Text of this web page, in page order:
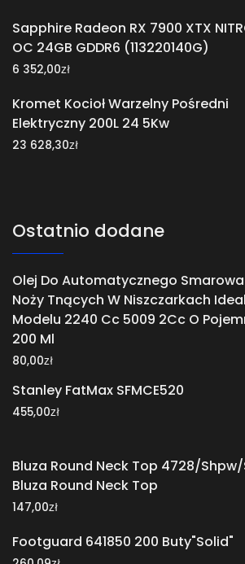
Sapphire Radeon RX 7900 XTX
OC 24GB GDDR6 (113220140G)
6 352,00zł
Kromet Kocioł Warzelny Pośredni
Elektryczny 200L 24 5Kw
23 628,30zł
Ostatnio dodane
Olej Do Automatycznego
Noży Tnących W Niszczarkach
Modelu 2240 Cc 5009 2Cc O
200 Ml
80,00zł
Stanley FatMax SFMCE520
455,00zł
Bluza Round Neck Top 4728/Shpw/
Bluza Round Neck Top
147,00zł
Footguard 641850 200 Buty"Solid"